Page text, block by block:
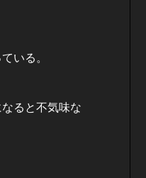
いる。
ると不気味な